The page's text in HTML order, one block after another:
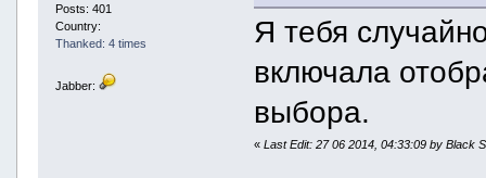
Posts: 401
Country:
Thanked: 4 times
Jabber:
Я тебя
включала
выбора.
«Last Edit: 27 06 2014, 04:33:09 by Black